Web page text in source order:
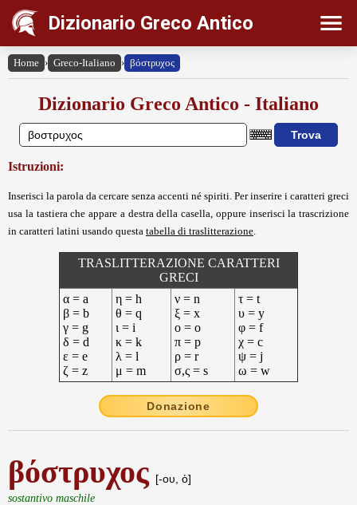
Dizionario Greco Antico
Home › Greco-Italiano › βόστρυχος
Dizionario Greco Antico - Italiano
Istruzioni:
Inserisci la parola da cercare senza accenti né spiriti. Per inserire i caratteri greci
usa la tastiera che appare a destra della casella, oppure inserisci la trascrizione
in caratteri latini usando questa tabella di traslitterazione
TRASLITTERAZIONE CARATTERI
GRECI
α = a
β = b
γ = g
δ = d
ε = e
ζ = z
η = h
θ = q
ι = i
κ = k
λ = l
μ = m
ν = n
ξ = x
ο = o
π = p
ρ = r
σ,ς = s
τ = t
υ = y
φ = f
χ = c
ψ = j
ω = w
Donazione
βόστρυχος [-ου, ὁ]
sostantivo maschile